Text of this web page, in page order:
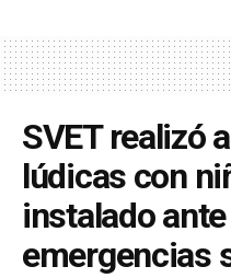
SVET realizó
lúdicas con
instalado
emergencias